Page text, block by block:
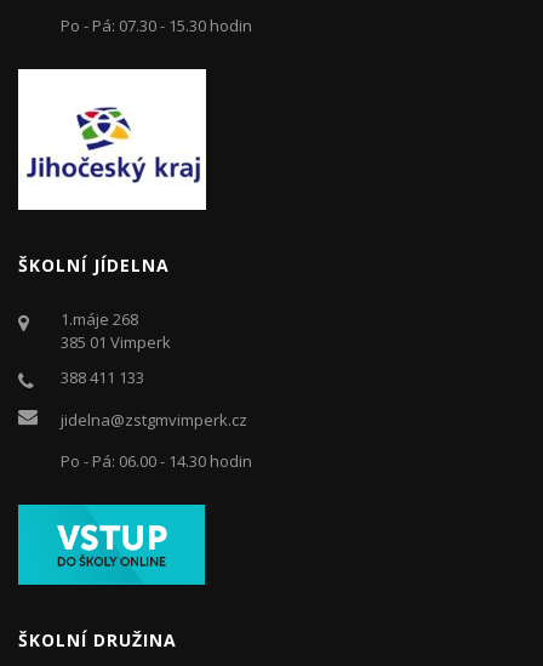
Po - Pá: 07.30 - 15.30 hodin
ŠKOLNÍ JÍDELNA
1.máje 268
385 01 Vimperk
388 411 133
jidelna@zstgmvimperk.cz
Po - Pá: 06.00 - 14.30 hodin
ŠKOLNÍ DRUŽINA